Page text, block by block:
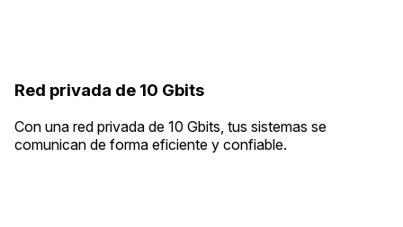
Red privada de 10 Gbits
Con una red privada de 10 Gbits, tus sistemas se
comunican de forma eficiente y confiable.